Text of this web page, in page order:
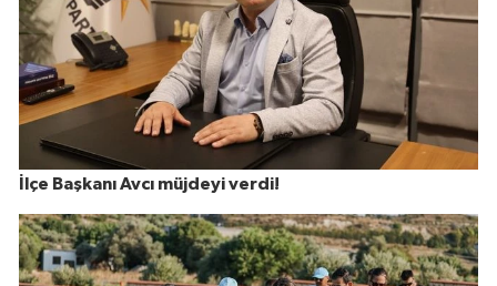
İlçe Başkanı Avcı müjdeyi verdi!